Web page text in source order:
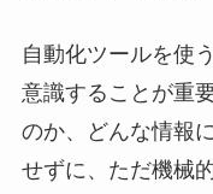
自動化ツールを使
意識することが重
のか、どんな情報
せずに、ただ機械